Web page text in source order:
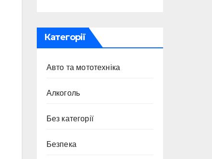
Категорії
Авто та мототехніка
Алкоголь
Без категорії
Безпека